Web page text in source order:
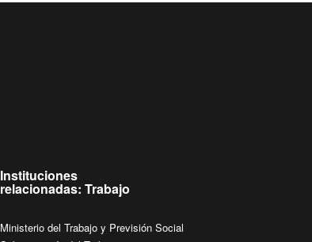
Instituciones
relacionadas: Trabajo
Ministerio del Trabajo y Previsión Social